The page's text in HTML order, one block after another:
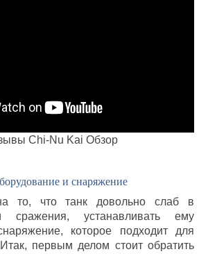
Chi-Nu Kai Обзор
и снаряжение
то, что танк довольно слаб в
сражения, устанавливать ему
которое подходит для
первым делом стоит обратить